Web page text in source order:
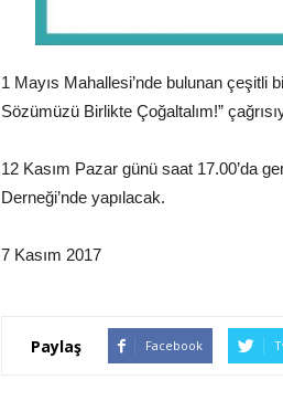
1 Mayıs Mahallesi’nde bulunan çeşitli
Sözümüzü Birlikte Çoğaltalım!”
12 Kasım Pazar günü saat 17.00’da
Derneği’nde yapılacak.
7 Kasım 2017
Paylaş Facebook